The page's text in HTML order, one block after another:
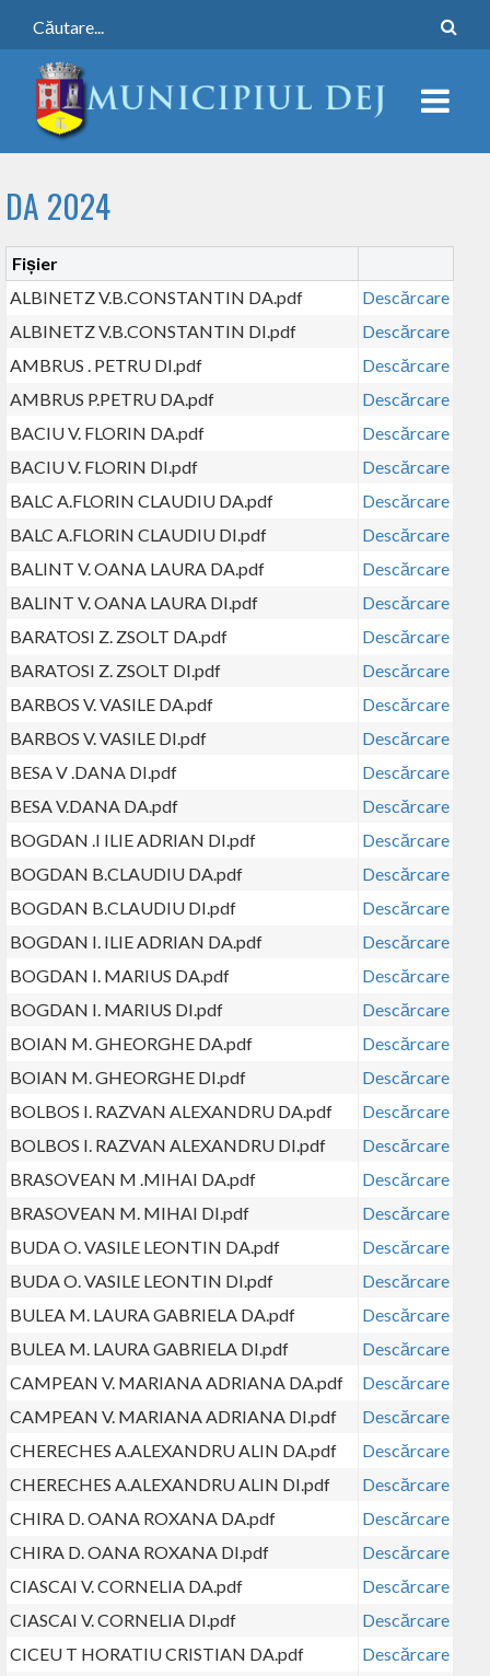
DA 2024
Fișier
ALBINETZ V.B.CONSTANTIN DA.pdf
Descărcare
ALBINETZ V.B.CONSTANTIN DI.pdf
Descărcare
AMBRUS . PETRU DI.pdf
Descărcare
AMBRUS P.PETRU DA.pdf
Descărcare
BACIU V. FLORIN DA.pdf
Descărcare
BACIU V. FLORIN DI.pdf
Descărcare
BALC A.FLORIN CLAUDIU DA.pdf
Descărcare
BALC A.FLORIN CLAUDIU DI.pdf
Descărcare
BALINT V. OANA LAURA DA.pdf
Descărcare
BALINT V. OANA LAURA DI.pdf
Descărcare
BARATOSI Z. ZSOLT DA.pdf
Descărcare
BARATOSI Z. ZSOLT DI.pdf
Descărcare
BARBOS V. VASILE DA.pdf
Descărcare
BARBOS V. VASILE DI.pdf
Descărcare
BESA V .DANA DI.pdf
Descărcare
BESA V.DANA DA.pdf
Descărcare
BOGDAN .I ILIE ADRIAN DI.pdf
Descărcare
BOGDAN B.CLAUDIU DA.pdf
Descărcare
BOGDAN B.CLAUDIU DI.pdf
Descărcare
BOGDAN I. ILIE ADRIAN DA.pdf
Descărcare
BOGDAN I. MARIUS DA.pdf
Descărcare
BOGDAN I. MARIUS DI.pdf
Descărcare
BOIAN M. GHEORGHE DA.pdf
Descărcare
BOIAN M. GHEORGHE DI.pdf
Descărcare
BOLBOS I. RAZVAN ALEXANDRU DA.pdf
Descărcare
BOLBOS I. RAZVAN ALEXANDRU DI.pdf
Descărcare
BRASOVEAN M .MIHAI DA.pdf
Descărcare
BRASOVEAN M. MIHAI DI.pdf
Descărcare
BUDA O. VASILE LEONTIN DA.pdf
Descărcare
BUDA O. VASILE LEONTIN DI.pdf
Descărcare
BULEA M. LAURA GABRIELA DA.pdf
Descărcare
BULEA M. LAURA GABRIELA DI.pdf
Descărcare
CAMPEAN V. MARIANA ADRIANA DA.pdf
Descărcare
CAMPEAN V. MARIANA ADRIANA DI.pdf
Descărcare
CHERECHES A.ALEXANDRU ALIN DA.pdf
Descărcare
CHERECHES A.ALEXANDRU ALIN DI.pdf
Descărcare
CHIRA D. OANA ROXANA DA.pdf
Descărcare
CHIRA D. OANA ROXANA DI.pdf
Descărcare
CIASCAI V. CORNELIA DA.pdf
Descărcare
CIASCAI V. CORNELIA DI.pdf
Descărcare
CICEU T HORATIU CRISTIAN DA.pdf
Descărcare